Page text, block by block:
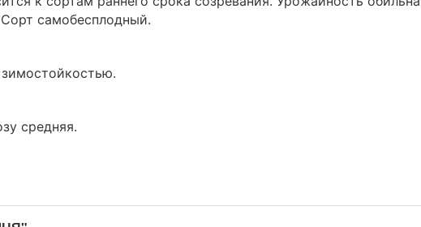
самобесплодный.
средняя.